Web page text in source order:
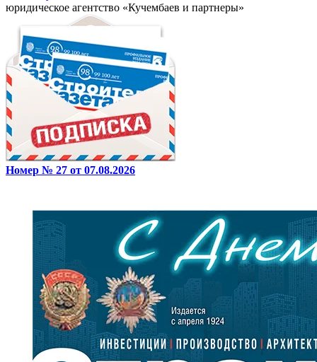
юридическое агентство «Кучембаев и партнеры»
Номер № 27 от 07.08.2026